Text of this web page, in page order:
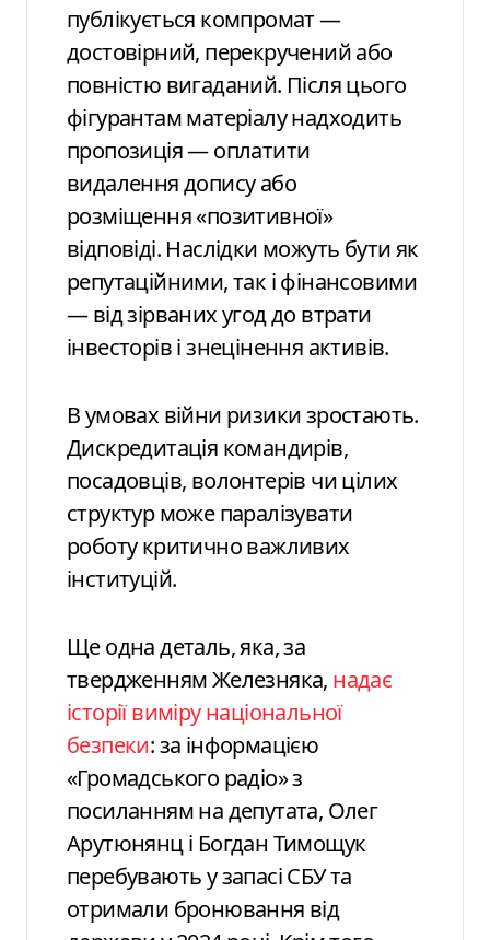
публікується компромат —
достовірний, перекручений або
повністю вигаданий. Після цього
фігурантам матеріалу надходить
пропозиція — оплатити
видалення допису або
розміщення «позитивної»
відповіді. Наслідки можуть бути як
репутаційними, так і фінансовими
— від зірваних угод до втрати
інвесторів і знецінення активів.
В умовах війни ризики зростають.
Дискредитація командирів,
посадовців, волонтерів чи цілих
структур може паралізувати
роботу критично важливих
інституцій.
Ще одна деталь, яка, за
твердженням Железняка, надає
історії виміру національної
безпеки: за інформацією
«Громадського радіо» з
посиланням на депутата, Олег
Арутюнянц і Богдан Тимощук
перебувають у запасі СБУ та
отримали бронювання від